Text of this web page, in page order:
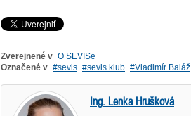
Zverejnené v O SEVISe
Označené v
sevis sevis klub Vladimír Baláž
Ing. Lenka Hrušková